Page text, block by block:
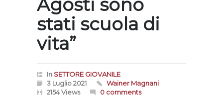
Agosti sono
stati scuola di
vita”
In SETTORE GIOVANILE
3 Luglio 2021
Wainer Magnani
2154 Views
0 comments